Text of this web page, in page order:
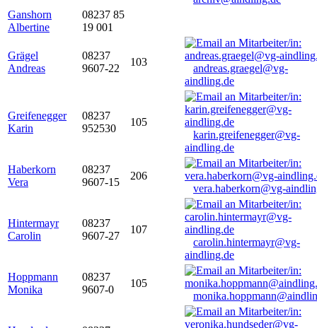
Ganshorn
Albertine
08237 85
19 001
Grägel
Andreas
08237
9607-22
103
andreas.graegel@vg-
aindling.de
Greifenegger
Karin
08237
952530
105
karin.greifenegger@vg-
aindling.de
Haberkorn
Vera
08237
9607-15
206
vera.haberkorn@vg-
Hintermayr
Carolin
08237
9607-27
107
carolin.hintermayr@vg-
aindling.de
Hoppmann
Monika
08237
9607-0
105